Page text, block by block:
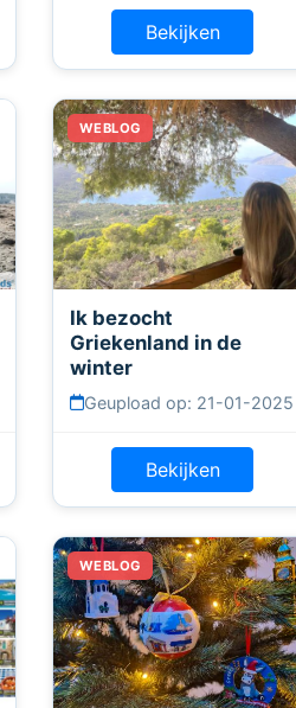
Bekijken
Ik bezocht
Griekenland in de
winter
Geupload op: 21-01-2025
Bekijken